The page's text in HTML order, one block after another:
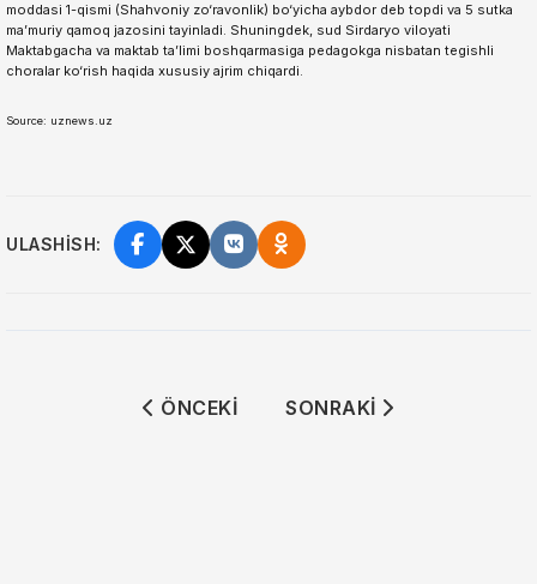
moddasi 1-qismi (Shahvoniy zo‘ravonlik) bo‘yicha aybdor deb topdi va 5 sutka
ma’muriy qamoq jazosini tayinladi. Shuningdek, sud Sirdaryo viloyati
Maktabgacha va maktab ta’limi boshqarmasiga pedagokga nisbatan tegishli
choralar ko‘rish haqida xususiy ajrim chiqardi.
Source: uznews.uz
ULASHISH:
ÖNCEKI MAKALE: SENATNING 17-
ÖNCEKI SONRAKI MAKALE:
SONRAKI